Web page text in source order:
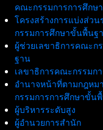
คณะกรรมการการศึกษ
โครงสร้างการแบ่งส่ว
กรรมการศึกษาขั้นพื้นฐ
ผู้ช่วยเลขาธิการคณะก
ฐาน
เลขาธิการคณะกรรมก
อำนาจหน้าที่ตามกฎหม
กรรมการการศึกษาขั้น
ผู้บริหารระดับสูง
ผู้อำนวยการสำนัก